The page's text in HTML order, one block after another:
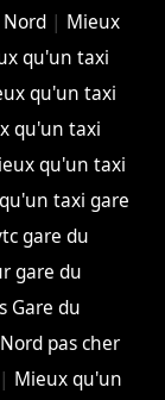
| Mieux
qu'un taxi
qu'un taxi
qu'un taxi
qu'un taxi
taxi gare
gare du
gare du
Gare du
pas cher
| Mieux qu'un